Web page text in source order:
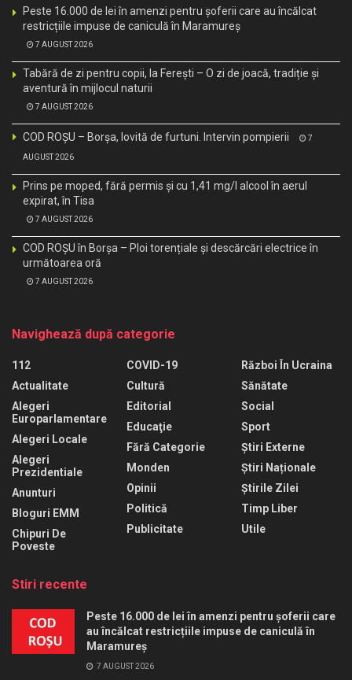
Peste 16.000 de lei în amenzi pentru șoferii care au încălcat
restricțiile impuse de caniculă în Maramureș
7 AUGUST 2026
Tabără de zi pentru copii, la Ferești – O zi de joacă, tradiție și
aventură în mijlocul naturii
7 AUGUST 2026
COD ROȘU – Borșa, lovită de furtuni. Intervin pompierii 7
AUGUST 2026
Prins pe moped, fără permis și cu 1,41 mg/l alcool în aerul
expirat, în Tisa
7 AUGUST 2026
COD ROȘU în Borșa – Ploi torențiale și descărcări electrice în
următoarea oră
7 AUGUST 2026
Navighează după categorie
112
Actualitate
Alegeri
Europarlamentare
Alegeri Locale
Alegeri
Prezidentiale
Anunturi
Bloguri EMM
Chipuri De
Poveste
COVID-19
Cultură
Editorial
Educaţie
Fără Categorie
Monden
Opinii
Politică
Publicitate
Război În Ucraina
Sănătate
Social
Sport
Știri Externe
Știri Naționale
Știrile Zilei
Timp Liber
Utile
Stiri recente
Peste 16.000 de lei în amenzi pentru șoferii care
au încălcat restricțiile impuse de caniculă în
Maramureș
7 AUGUST 2026